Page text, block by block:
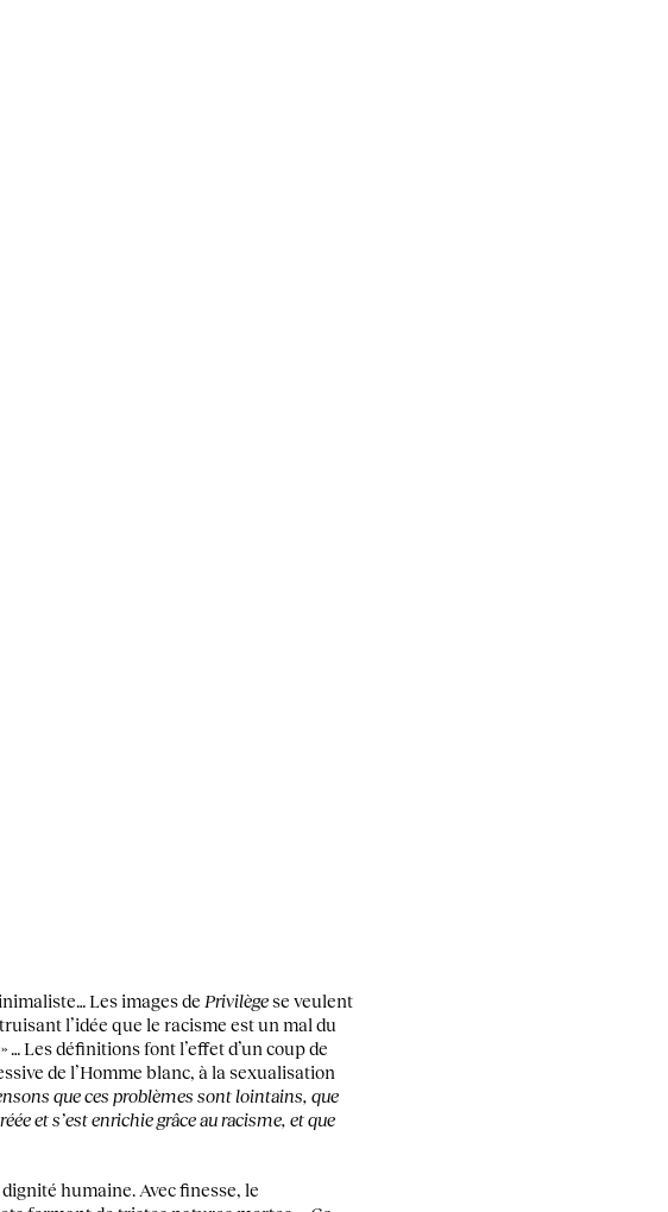
Les images de Privilègese veulent
l’idée que le racisme est un mal du
… Les définitions font l’effet d’un coup de
de l’Homme blanc, à la sexualisation
que ces problèmes sont lointains, que
et s’est enrichie grâce au racisme, et que
humaine. Avec finesse, le